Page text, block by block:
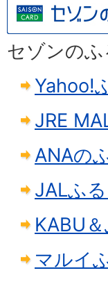
セゾンの
Yahoo!
JRE
ANAの
JALふ
KABU
マルイ